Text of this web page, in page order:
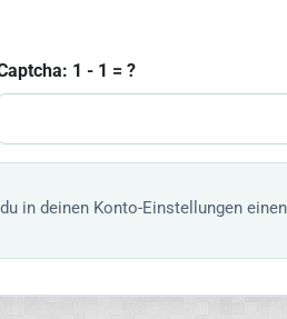
1 - 1 = ?
in deinen Konto-Einstellungen